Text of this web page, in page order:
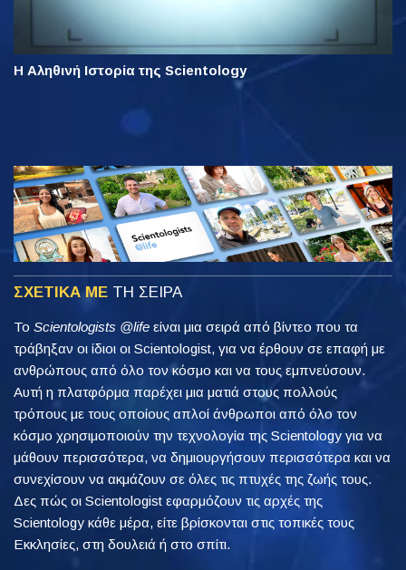
Η Αληθινή Ιστορία της Scientology
ΣΧΕΤΙΚΑ ΜΕ ΤΗ ΣΕΙΡΑ
Το Scientologists @life είναι μια σειρά από βίντεο που τα
τράβηξαν οι ίδιοι οι Scientologist, για να έρθουν σε επαφή με
ανθρώπους από όλο τον κόσμο και να τους εμπνεύσουν.
Αυτή η πλατφόρμα παρέχει μια ματιά στους πολλούς
τρόπους με τους οποίους απλοί άνθρωποι από όλο τον
κόσμο χρησιμοποιούν την τεχνολογία της Scientology για να
μάθουν περισσότερα, να δημιουργήσουν περισσότερα και να
συνεχίσουν να ακμάζουν σε όλες τις πτυχές της ζωής τους.
Δες πώς οι Scientologist εφαρμόζουν τις αρχές της
Scientology κάθε μέρα, είτε βρίσκονται στις τοπικές τους
Εκκλησίες, στη δουλειά ή στο σπίτι.